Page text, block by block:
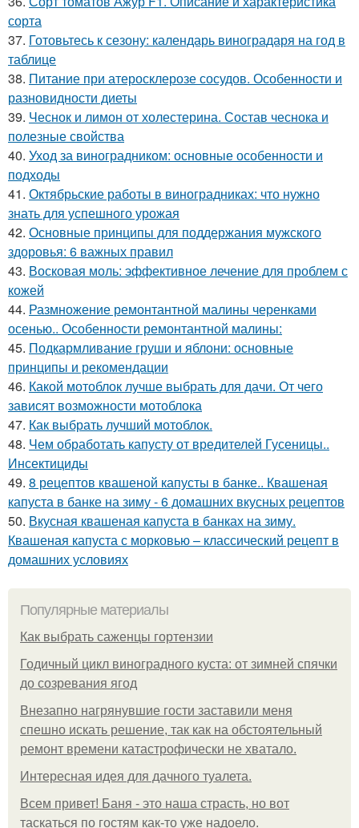
сорта
37. Готовьтесь к сезону: календарь виноградаря на год в
таблице
38. Питание при атеросклерозе сосудов. Особенности и
разновидности диеты
39. Чеснок и лимон от холестерина. Состав чеснока и
полезные свойства
40. Уход за виноградником: основные особенности и
подходы
41. Октябрьские работы в виноградниках: что нужно
знать для успешного урожая
42. Основные принципы для поддержания мужского
здоровья: 6 важных правил
43. Восковая моль: эффективное лечение для проблем с
кожей
44. Размножение ремонтантной малины черенками
осенью.. Особенности ремонтантной малины:
45. Подкармливание груши и яблони: основные
принципы и рекомендации
46. Какой мотоблок лучше выбрать для дачи. От чего
зависят возможности мотоблока
47. Как выбрать лучший мотоблок.
48. Чем обработать капусту от вредителей Гусеницы..
Инсектициды
49. 8 рецептов квашеной капусты в банке.. Квашеная
капуста в банке на зиму - 6 домашних вкусных рецептов
50. Вкусная квашеная капуста в банках на зиму.
Квашеная капуста с морковью – классический рецепт в
домашних условиях
Популярные материалы
Как выбрать саженцы гортензии
Годичный цикл виноградного куста: от зимней спячки
до созревания ягод
Внезапно нагрянувшие гости заставили меня
спешно искать решение, так как на обстоятельный
ремонт времени катастрофически не хватало.
Интересная идея для дачного туалета.
Всем привет! Баня - это наша страсть, но вот
таскаться по гостям как-то уже надоело.